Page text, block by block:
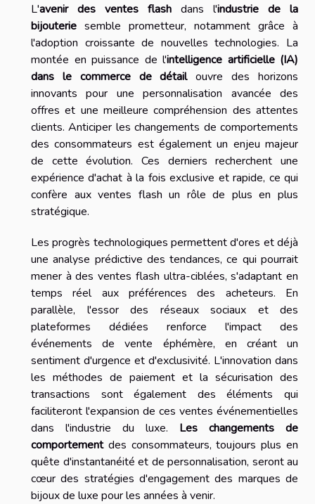
L'avenir des ventes flash dans l'industrie de la
bijouterie semble prometteur, notamment grâce à
l'adoption croissante de nouvelles technologies. La
montée en puissance de l'intelligence artificielle (IA)
dans le commerce de détailouvre des horizons
innovants pour une personnalisation avancée des
offres et une meilleure compréhension des attentes
clients. Anticiper les changements de comportements
des consommateurs est également un enjeu majeur
de cette évolution. Ces derniers recherchent une
expérience d'achat à la fois exclusive et rapide, ce qui
confère aux ventes flash un rôle de plus en plus
stratégique.
Les progrès technologiques permettent d'ores et déjà
une analyse prédictive des tendances, ce qui pourrait
mener à des ventes flash ultra-ciblées, s'adaptant en
temps réel aux préférences des acheteurs. En
parallèle, l'essor des réseaux sociaux et des
plateformes dédiées renforce l'impact des
événements de vente éphémère, en créant un
sentiment d'urgence et d'exclusivité. L'innovation dans
les méthodes de paiement et la sécurisation des
transactions sont également des éléments qui
faciliteront l'expansion de ces ventes événementielles
dans l'industrie du luxe. Les changements de
comportementdes consommateurs, toujours plus en
quête d'instantanéité et de personnalisation, seront au
cœur des stratégies d'engagement des marques de
bijoux de luxe pour les années à venir.